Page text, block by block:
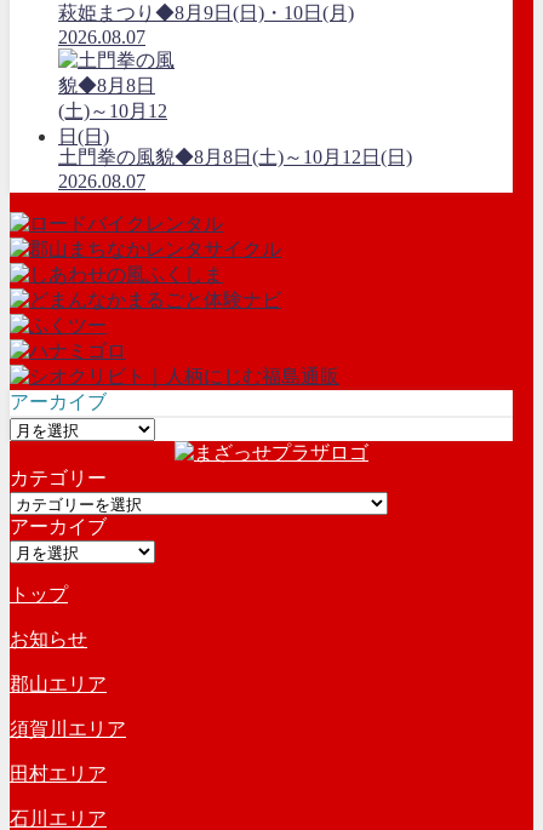
萩姫まつり◆8月9日(日)・10日(月)
2026.08.07
土門拳の風貌◆8月8日(土)～10月12日(日)
2026.08.07
アーカイブ
ア
カ
イ
ブ
カテゴリー
カ
テ
ゴ
ー
アーカイブ
ア
カ
イ
ブ
トップ
お知らせ
郡山エリア
須賀川エリア
田村エリア
石川エリア